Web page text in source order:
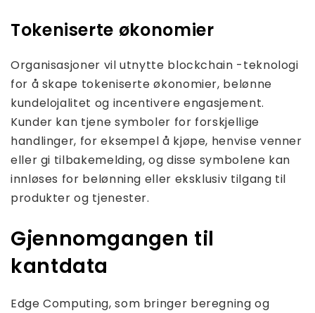
Tokeniserte økonomier
Organisasjoner vil utnytte blockchain -teknologi
for å skape tokeniserte økonomier, belønne
kundelojalitet og incentivere engasjement.
Kunder kan tjene symboler for forskjellige
handlinger, for eksempel å kjøpe, henvise venner
eller gi tilbakemelding, og disse symbolene kan
innløses for belønning eller eksklusiv tilgang til
produkter og tjenester.
Gjennomgangen til
kantdata
Edge Computing, som bringer beregning og